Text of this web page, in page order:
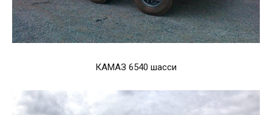
КАМАЗ 6540 шасси